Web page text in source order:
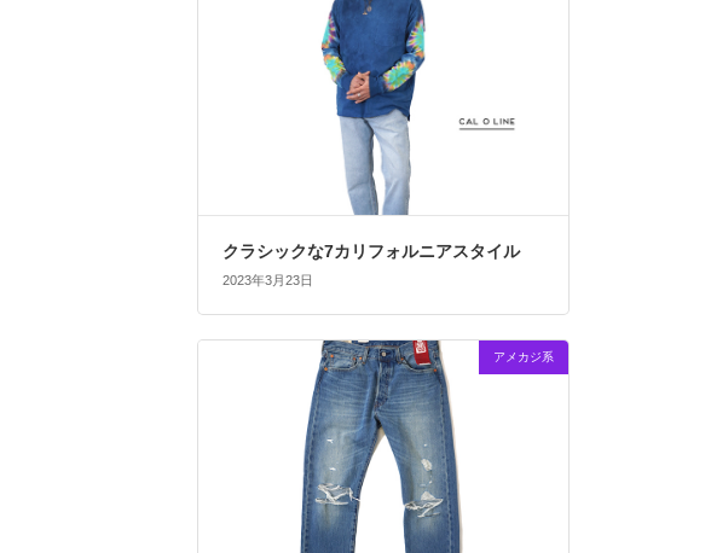
クラシックな7カリフォルニアスタイル
2023年3月23日
アメカジ系